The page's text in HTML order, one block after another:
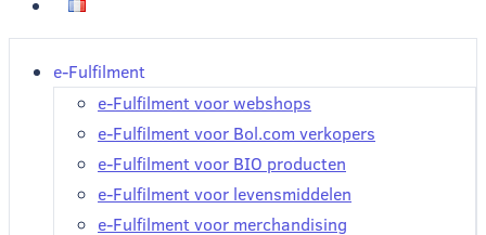
e-Fulfilment
e-Fulfilment voor webshops
e-Fulfilment voor Bol.com verkopers
e-Fulfilment voor BIO producten
e-Fulfilment voor levensmiddelen
e-Fulfilment voor merchandising